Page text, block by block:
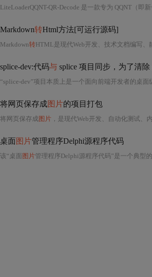
LiteLoaderQQNT-QR-Decode 是一款专为 QQNT（即
Markdown转Html方法[可运行源码]
Markdown转HTML是现代Web开发、技术文档编写、静态网站生成以及内容管理系统（CMS）中极为关
splice-dev:代码与 splice 项目同步，为了清
“splice-dev”项目本质上是一个面向前端开发者的桌
将网页保存成图片的项目打包
将网页保存成 图片 ，是现代Web开发、自动化测试、内容归档、可视化监控及数字出版等领域中一项极为关键且高频使用的前端工程能力。其本质是将HTML文档（含CSS样式、JavaScript动态渲染结果、字体、SVG、
桌面图片管理程序Delphi源程序代码
该“桌面 图片管理程序Delphi源程序代码”是一个典型的基于